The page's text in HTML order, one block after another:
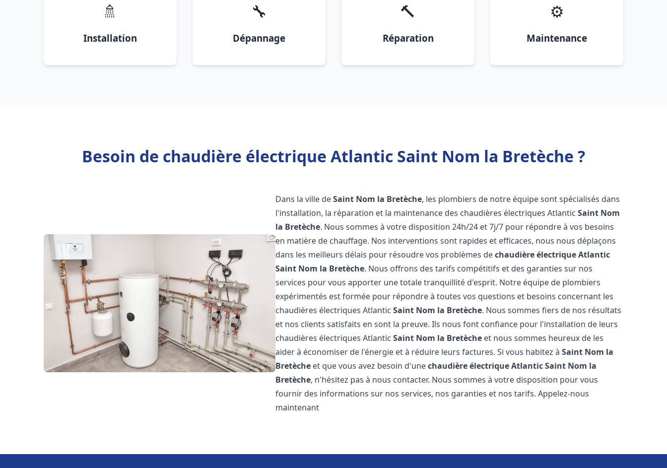
🚿
Installation
🔧
Dépannage
🔨
Réparation
⚙️
Maintenance
Besoin de chaudière électrique Atlantic Saint Nom la Bretèche ?
Dans la ville deSaint Nom la Bretèche, les plombiers de notre équipe sont spécialisés dans
l'installation, la réparation et la maintenance des chaudières électriques AtlanticSaint Nom
la Bretèche. Nous sommes à votre disposition 24h/24 et 7j/7 pour répondre à vos besoins
en matière de chauffage. Nos interventions sont rapides et efficaces, nous nous déplaçons
dans les meilleurs délais pour résoudre vos problèmes dechaudière électrique Atlantic
Saint Nom la Bretèche. Nous offrons des tarifs compétitifs et des garanties sur nos
services pour vous apporter une totale tranquillité d'esprit. Notre équipe de plombiers
expérimentés est formée pour répondre à toutes vos questions et besoins concernant les
chaudières électriques AtlanticSaint Nom la Bretèche. Nous sommes fiers de nos résultats
et nos clients satisfaits en sont la preuve. Ils nous font confiance pour l'installation de leurs
chaudières électriques AtlanticSaint Nom la Bretèche et nous sommes heureux de les
aider à économiser de l'énergie et à réduire leurs factures. Si vous habitez àSaint Nom la
Bretèche et que vous avez besoin d'unechaudière électrique AtlanticSaint Nom la
Bretèche, n'hésitez pas à nous contacter. Nous sommes à votre disposition pour vous
fournir des informations sur nos services, nos garanties et nos tarifs. Appelez-nous
maintenant